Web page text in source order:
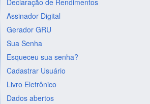
Declaração de Rendimentos
Assinador Digital
Gerador GRU
Sua Senha
Esqueceu sua senha?
Cadastrar Usuário
Livro Eletrônico
Dados abertos